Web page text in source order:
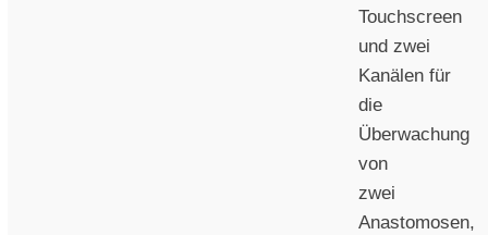
Touchscreen
und zwei
Kanälen für
die
Überwachung
von
zwei
Anastomosen,